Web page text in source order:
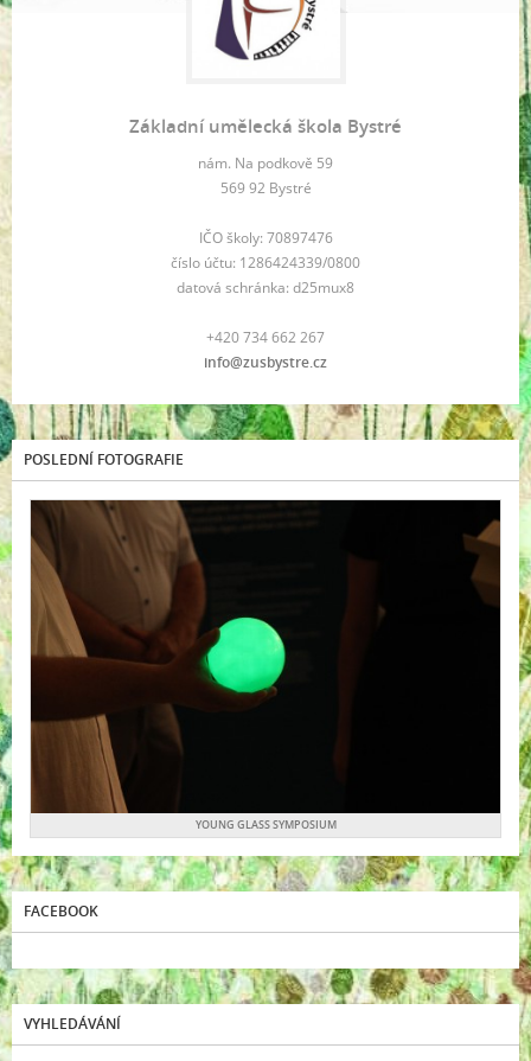
Základní umělecká škola Bystré
nám. Na podkově 59
569 92 Bystré
IČO školy: 70897476
číslo účtu: 1286424339/0800
datová schránka: d25mux8
+420 734 662 267
info@zusbystre.cz
POSLEDNÍ FOTOGRAFIE
YOUNG GLASS SYMPOSIUM
FACEBOOK
VYHLEDÁVÁNÍ